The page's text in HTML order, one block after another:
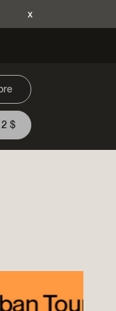
x
2 $